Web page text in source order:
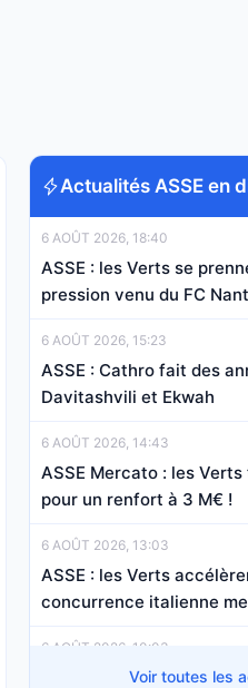
Actualités ASSE en
6 AOÛT 2026, 18:40
ASSE : les Verts se
pression venu du FC
6 AOÛT 2026, 15:23
ASSE : Cathro fait des
Davitashvili et Ekwah
6 AOÛT 2026, 14:43
ASSE Mercato : les
pour un renfort à 3 M€ !
6 AOÛT 2026, 13:03
ASSE : les Verts
concurrence italienne
6 AOÛT 2026, 10:03
ASSE : Le mercato des
Voir toutes les